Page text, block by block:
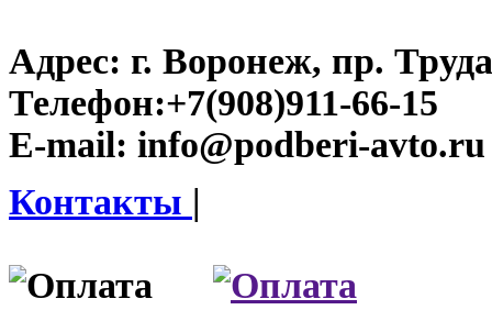
Адрес: г. Воронеж, пр.
Телефон:+7(908)911-66-15
E-mail: info@podberi-avto.ru
Контакты |